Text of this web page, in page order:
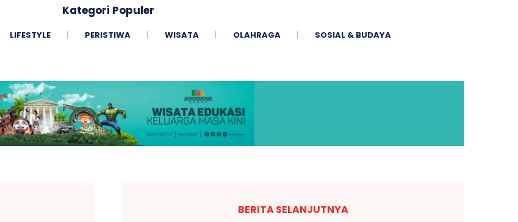
Kategori Populer
LIFESTYLE PERISTIWA WISATA OLAHRAGA SOSIAL & BUDAYA
BERITA SELANJUTNYA